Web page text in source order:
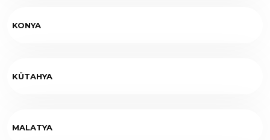
KONYA
KÜTAHYA
MALATYA